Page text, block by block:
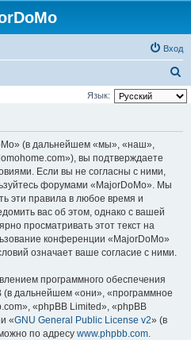
Вход
о
Язык:
(в дальнейшем «мы», «наш»,
вы подтверждаете
Если вы не согласны с ними,
форумами «MajorDoMo». Мы
эти правила в любое время и
вас об этом, однако с вашей
просматривать этот текст на
конференции «MajorDoMo»
означает ваше согласие с ними.
программного обеспечения
дальнейшем «они», «программное
«phpBB Limited», «phpBB
«GNU General Public License v2» (в
по адресу www.phpbb.com.